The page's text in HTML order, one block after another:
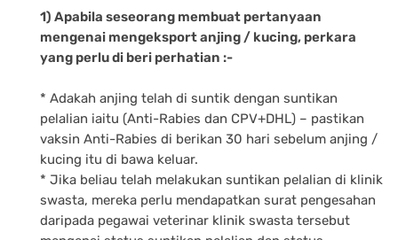
1) Apabila seseorang membuat pertanyaan
mengenai mengeksport anjing / kucing, perkara
yang perlu di beri perhatian :-
* Adakah anjing telah di suntik dengan suntikan
pelalian iaitu (Anti-Rabies dan CPV+DHL) – pastikan
vaksin Anti-Rabies di berikan 30 hari sebelum anjing /
kucing itu di bawa keluar.
* Jika beliau telah melakukan suntikan pelalian di klinik
swasta, mereka perlu mendapatkan surat pengesahan
daripada pegawai veterinar klinik swasta tersebut